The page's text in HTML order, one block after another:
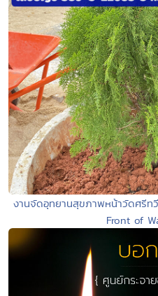
งานจัดอุทยานสุขภาพหน้าวัดศรี
Front of